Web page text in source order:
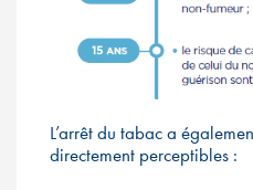
L’arrêt du tabac a
directement perceptibles :